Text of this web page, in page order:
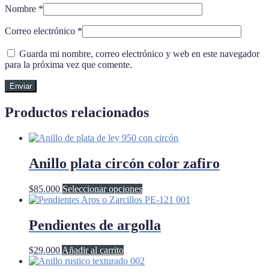
Nombre *
Correo electrónico *
Guarda mi nombre, correo electrónico y web en este navegador
para la próxima vez que comente.
Productos relacionados
Anillo plata circón color zafiro
$85.000 Seleccionar opcionesEste
producto
múltiples
variantes.
se
Pendientes de argolla
$29.000Añadir al carrito